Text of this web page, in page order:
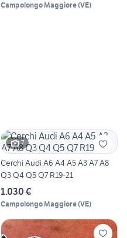
Campolongo Maggiore(VE)
7
Cerchi Audi A6 A4 A5 A3 A7 A8
Q3 Q4 Q5 Q7 R19-21
1.030 €
Campolongo Maggiore(VE)